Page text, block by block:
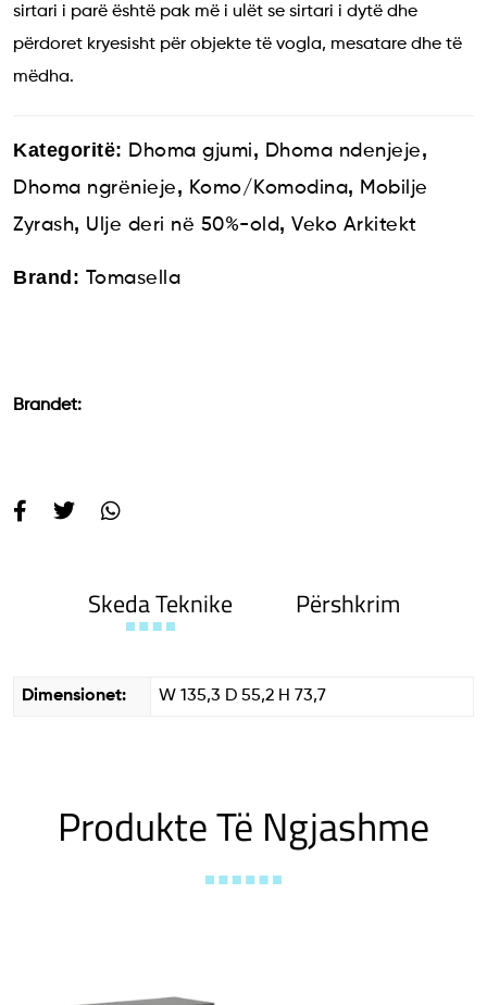
sirtari i parë është pak më i ulët se sirtari i dytë dhe
përdoret kryesisht për objekte të vogla, mesatare dhe të
mëdha.
Kategoritë: Dhoma gjumi, Dhoma ndenjeje,
Dhoma ngrënieje, Komo/Komodina, Mobilje
Zyrash, Ulje deri në 50%-old, Veko Arkitekt
Brand: Tomasella
Brandet:
Skeda Teknike Përshkrim
Dimensionet: W 135,3 D 55,2 H 73,7
Produkte Të Ngjashme